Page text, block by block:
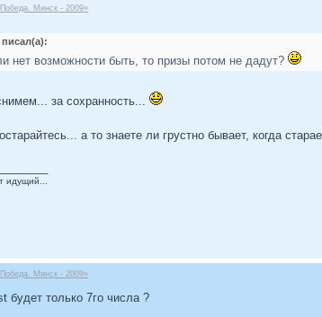
Минск - 2009»
писал(а):
нет возможности быть, то призы потом не дадут?
за сохранность...
а то знаете ли грустно бывает, когда
идущий...
Минск - 2009»
будет только 7го числа ?